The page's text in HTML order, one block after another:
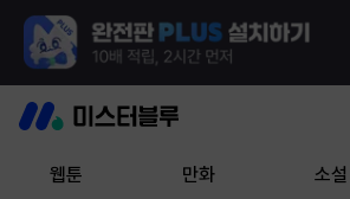
웹툰 만화 소설